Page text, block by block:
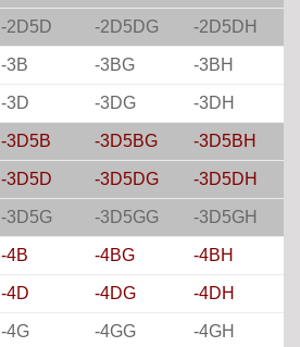
-2D5D -2D5DG -2D5DH
-3B -3BG -3BH
-3D -3DG -3DH
-3D5B -3D5BG -3D5BH
-3D5D -3D5DG -3D5DH
-3D5G -3D5GG -3D5GH
-4B -4BG -4BH
-4D -4DG -4DH
-4G -4GG -4GH